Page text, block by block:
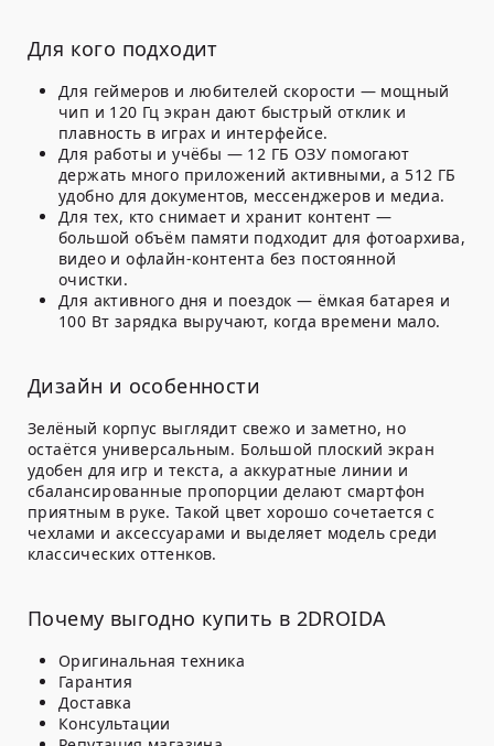
Для кого подходит
Для геймеров и любителей скорости — мощный
чип и 120 Гц экран дают быстрый отклик и
плавность в играх и интерфейсе.
Для работы и учёбы — 12 ГБ ОЗУ помогают
держать много приложений активными, а 512 ГБ
удобно для документов, мессенджеров и медиа.
Для тех, кто снимает и хранит контент —
большой объём памяти подходит для фотоархива,
видео и офлайн-контента без постоянной
очистки.
Для активного дня и поездок — ёмкая батарея и
100 Вт зарядка выручают, когда времени мало.
Дизайн и особенности
Зелёный корпус выглядит свежо и заметно, но
остаётся универсальным. Большой плоский экран
удобен для игр и текста, а аккуратные линии и
сбалансированные пропорции делают смартфон
приятным в руке. Такой цвет хорошо сочетается с
чехлами и аксессуарами и выделяет модель среди
классических оттенков.
Почему выгодно купить в 2DROIDA
Оригинальная техника
Гарантия
Доставка
Консультации